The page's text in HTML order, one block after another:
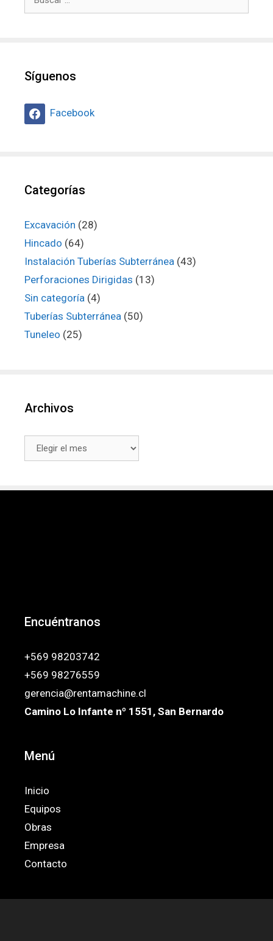
Síguenos
Facebook
Categorías
Excavación (28)
Hincado (64)
Instalación Tuberías Subterránea (43)
Perforaciones Dirigidas (13)
Sin categoría (4)
Tuberías Subterránea (50)
Tuneleo (25)
Archivos
Archivos
Encuéntranos
+569 98203742
+569 98276559
gerencia@rentamachine.cl
Camino Lo Infante nº 1551, San Bernardo
Menú
Inicio
Equipos
Obras
Empresa
Contacto